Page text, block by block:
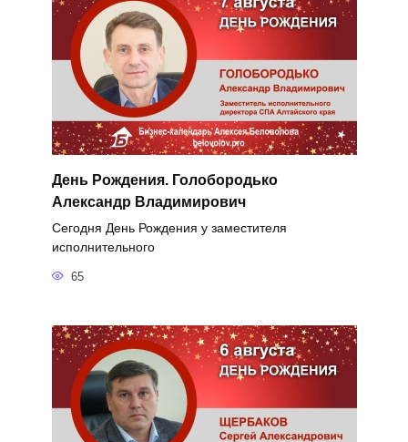
День Рождения. Голобородько
Александр Владимирович
Сегодня День Рождения у заместителя
исполнительного
65